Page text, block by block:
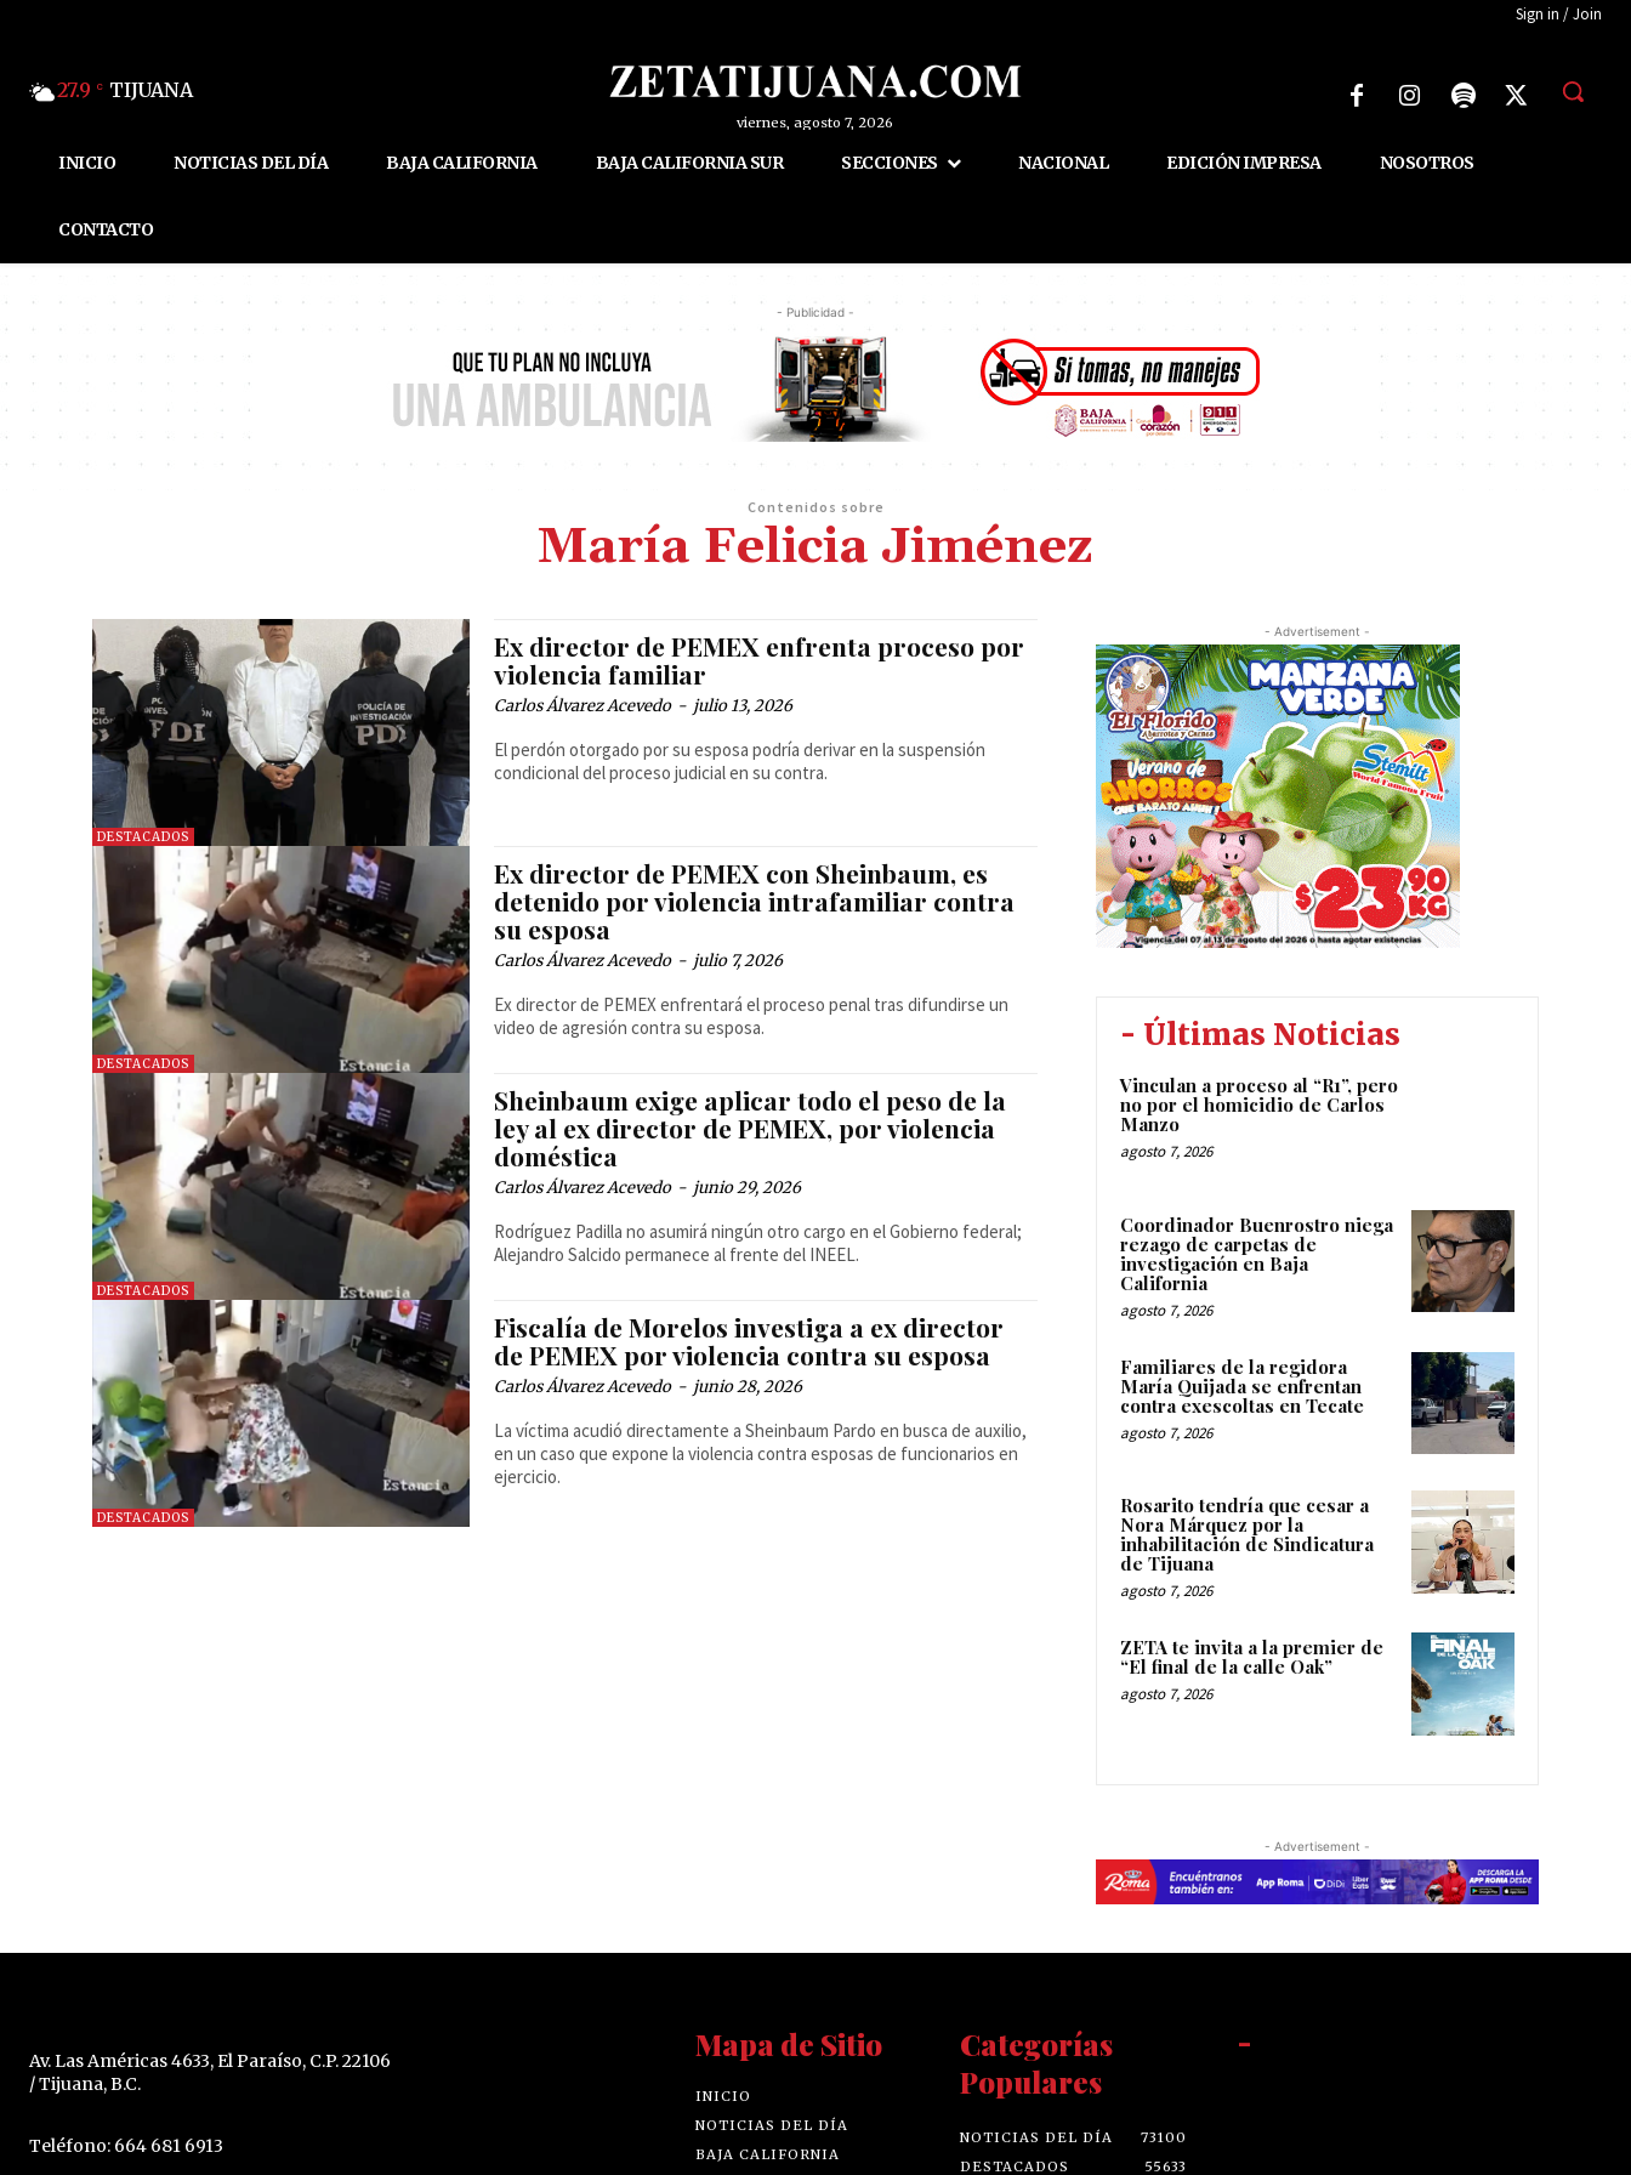
Sign in / Join
27.9 C TIJUANA
viernes, agosto 7, 2026
INICIO NOTICIAS DEL DÍA BAJA CALIFORNIA BAJA CALIFORNIA SUR SECCIONES NACIONAL EDICIÓN IMPRESA NOSOTROS
CONTACTO
- Publicidad -
Contenidos sobre
María Felicia Jiménez
DESTACADOS
Ex director de PEMEX enfrenta proceso por
violencia familiar
Carlos Álvarez Acevedo - julio 13, 2026
El perdón otorgado por su esposa podría derivar en la suspensión
condicional del proceso judicial en su contra.
DESTACADOS
Ex director de PEMEX con Sheinbaum, es
detenido por violencia intrafamiliar contra
su esposa
Carlos Álvarez Acevedo - julio 7, 2026
Ex director de PEMEX enfrentará el proceso penal tras difundirse un
video de agresión contra su esposa.
DESTACADOS
Sheinbaum exige aplicar todo el peso de la
ley al ex director de PEMEX, por violencia
doméstica
Carlos Álvarez Acevedo - junio 29, 2026
Rodríguez Padilla no asumirá ningún otro cargo en el Gobierno federal;
Alejandro Salcido permanece al frente del INEEL.
DESTACADOS
Fiscalía de Morelos investiga a ex director
de PEMEX por violencia contra su esposa
Carlos Álvarez Acevedo - junio 28, 2026
La víctima acudió directamente a Sheinbaum Pardo en busca de auxilio,
en un caso que expone la violencia contra esposas de funcionarios en
ejercicio.
- Advertisement -
- Últimas Noticias
Vinculan a proceso al “R1”, pero
no por el homicidio de Carlos
Manzo
agosto 7, 2026
Coordinador Buenrostro niega
rezago de carpetas de
investigación en Baja
California
agosto 7, 2026
Familiares de la regidora
María Quijada se enfrentan
contra exescoltas en Tecate
agosto 7, 2026
Rosarito tendría que cesar a
Nora Márquez por la
inhabilitación de Sindicatura
de Tijuana
agosto 7, 2026
ZETA te invita a la premier de
“El final de la calle Oak”
agosto 7, 2026
- Advertisement -
Av. Las Américas 4633, El Paraíso, C.P. 22106
/ Tijuana, B.C.
Teléfono: 664 681 6913
Mapa de Sitio
INICIO
NOTICIAS DEL DÍA
BAJA CALIFORNIA
Categorías
Populares
NOTICIAS DEL DÍA
73100
DESTACADOS
55633
-